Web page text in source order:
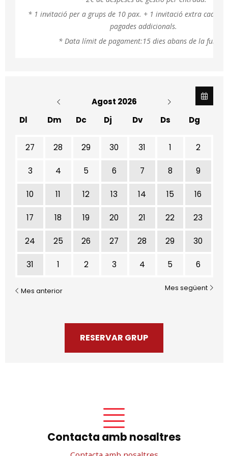
* 1 invitació per a grups de 10 pax. + 1 invitació extra cada
pagades addicionals.
* Data límit de pagament:15 dies abans de la funció.
Agost 2026
Dl
Dm Dc Dj Dv Ds Dg
No hi ha cap activitat aquest mes
27 28 29 30 31 1 2
3 4 5 6 7 8 9
10 11 12 13 14 15 16
17 18 19 20 21 22 23
24 25 26 27 28 29 30
31 1 2 3 4 5 6
Mes anterior Mes següent
RESERVAR GRUP
Contacta amb nosaltres